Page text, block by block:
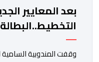
بعد المعايير
المائة
وقفت المندوبية السامية